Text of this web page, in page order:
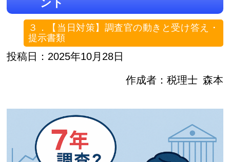
ント
３．【当日対策】調査官の動きと受け答え・
提示書類
投稿日：2025年10月28日
作成者： 税理士 森本